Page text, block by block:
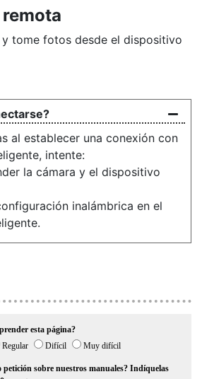
tome fotos desde el dispositivo
al establecer una conexión con
intente:
la cámara y el dispositivo
inalámbrica en el